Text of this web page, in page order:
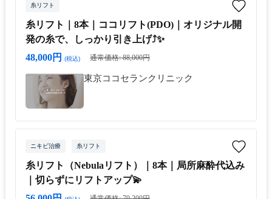
糸リフト
糸リフト｜8本｜ココリフト(PDO)｜オリジナル開
発の糸で、しっかり引き上げ⤴︎✨
48,000円
(税込) 通常価格: 88,000円
東京ココセランクリニック
ニキビ治療 糸リフト
糸リフト（Nebulaリフト）｜8本｜局所麻酔代込み
｜切らずにリフトアップ💫